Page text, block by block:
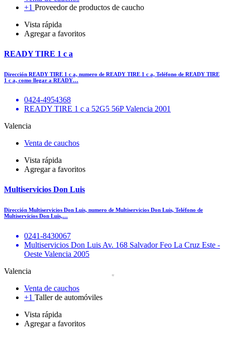
+1 Proveedor de productos de caucho
Vista rápida
Agregar a favoritos
READY TIRE 1 c a
Dirección READY TIRE 1 c a, numero de READY TIRE 1 c a, Teléfono de READY TIRE
1 c a, como llegar a READY…
0424-4954368
READY TIRE 1 c a 52G5 56P Valencia 2001
Valencia
Venta de cauchos
Vista rápida
Agregar a favoritos
Multiservicios Don Luis
Dirección Multiservicios Don Luis, numero de Multiservicios Don Luis, Teléfono de
Multiservicios Don Luis,…
0241-8430067
Multiservicios Don Luis Av. 168 Salvador Feo La Cruz Este -
Oeste Valencia 2005
Valencia
Venta de cauchos
+1 Taller de automóviles
Vista rápida
Agregar a favoritos